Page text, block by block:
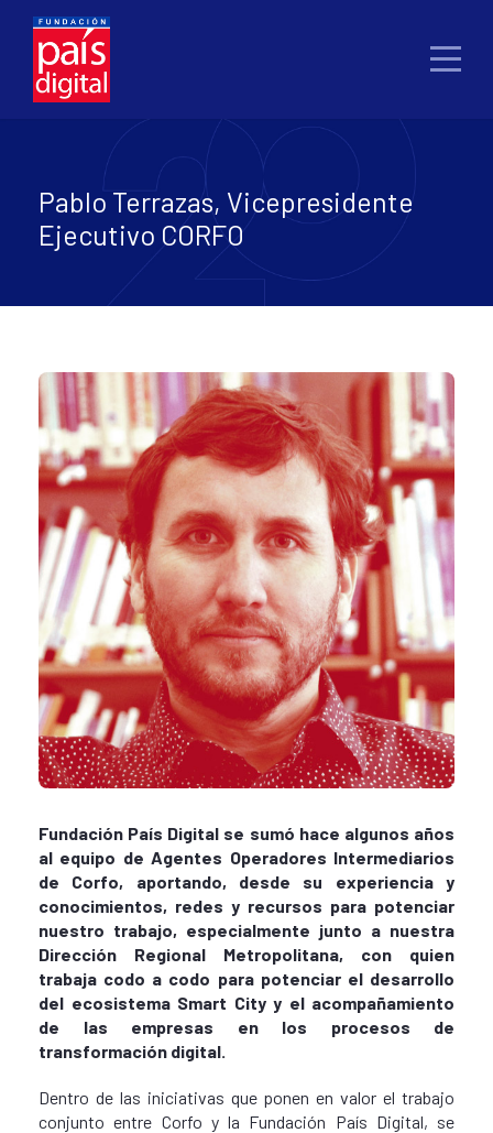
Pablo Terrazas, Vicepresidente
Ejecutivo CORFO
Fundación País Digital se sumó hace algunos años
al equipo de Agentes Operadores Intermediarios
de Corfo, aportando, desde su experiencia y
conocimientos, redes y recursos para potenciar
nuestro trabajo, especialmente junto a nuestra
Dirección Regional Metropolitana, con quien
trabaja codo a codo para potenciar el desarrollo
del ecosistema Smart City y el acompañamiento
de las empresas en los procesos de
transformación digital.
Dentro de las iniciativas que ponen en valor el trabajo
conjunto entre Corfo y la Fundación País Digital, se